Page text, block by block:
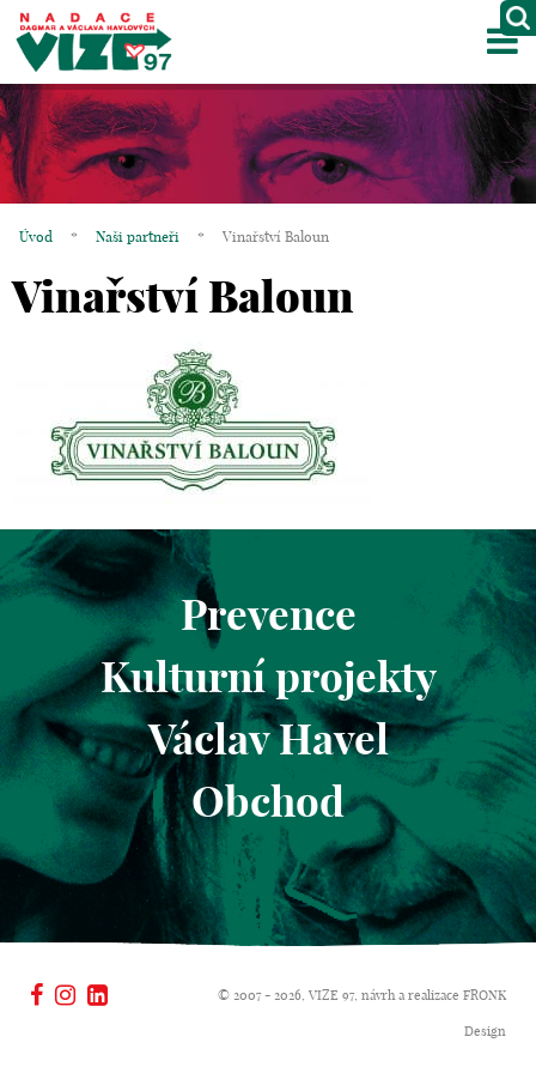
O NÁS
PROJEKTY
GALERIE
KOŠÍK
Úvod * Naši partneři * Vinařství Baloun
Vinařství Baloun
Prevence
Kulturní projekty
Václav Havel
Obchod
© 2007 - 2026, VIZE 97, návrh a realizace FRONK
Design